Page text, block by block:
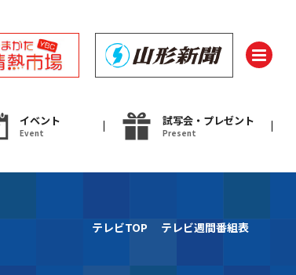
イベント
Event
試写会・プレゼント
Present
テレビTOP テレビ週間番組表